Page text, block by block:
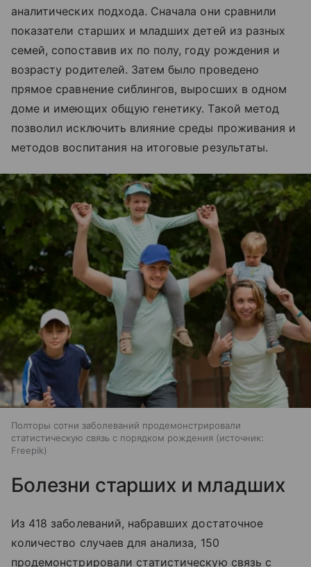
аналитических подхода. Сначала они сравнили
показатели старших и младших детей из разных
семей, сопоставив их по полу, году рождения и
возрасту родителей. Затем было проведено
прямое сравнение сиблингов, выросших в одном
доме и имеющих общую генетику. Такой метод
позволил исключить влияние среды проживания и
методов воспитания на итоговые результаты.
Полторы сотни заболеваний продемонстрировали
статистическую связь с порядком рождения
источник:
Freepik
Болезни старших и младших
Из 418 заболеваний, набравших достаточное
количество случаев для анализа, 150
продемонстрировали статистическую связь с